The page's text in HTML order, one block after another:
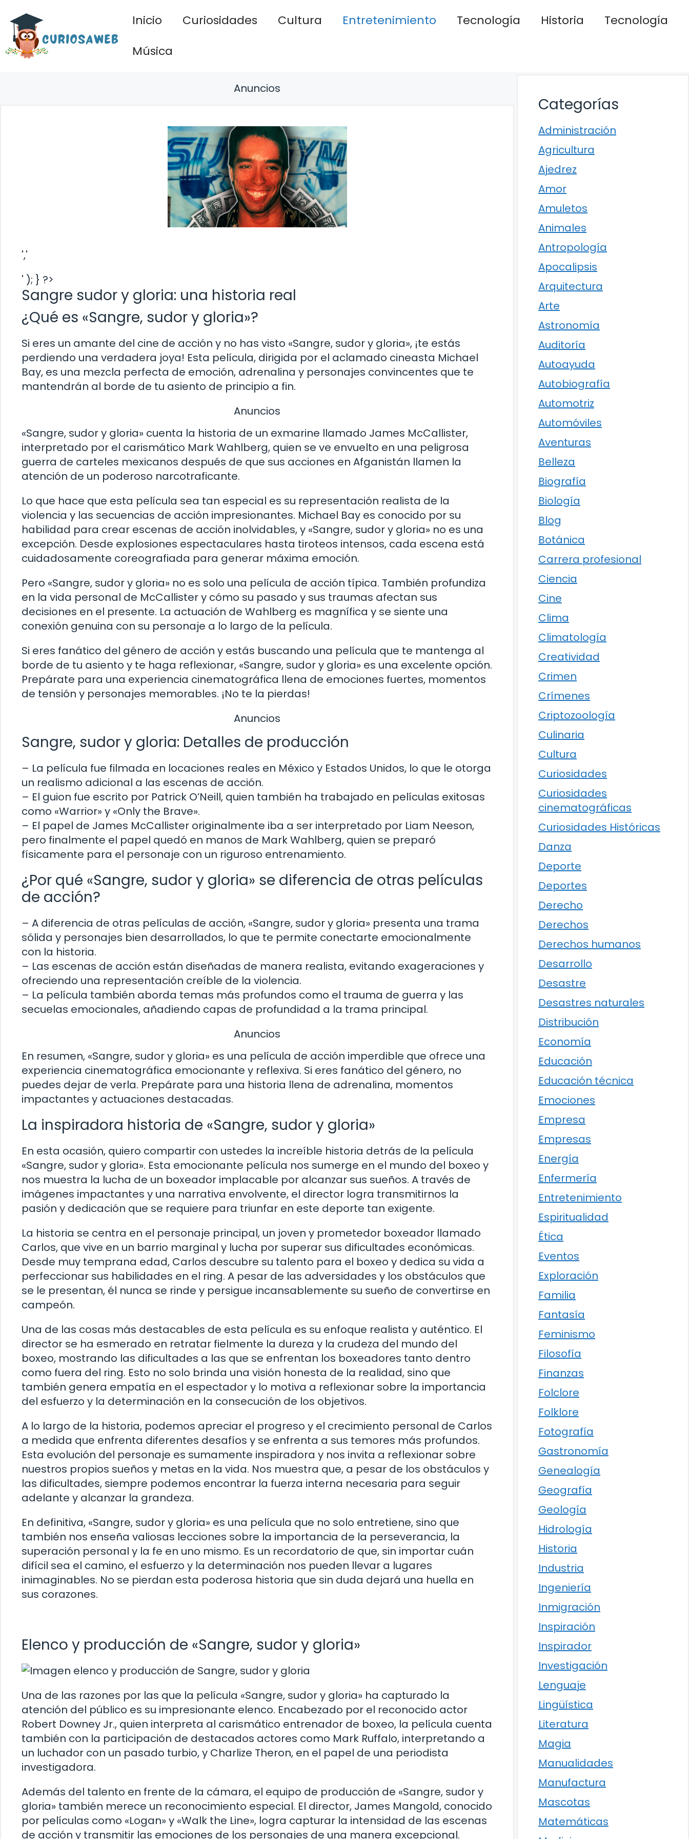
contenido
Inicio Curiosidades Cultura Entretenimiento Tecnología Historia
Tecnología
Música
Anuncios
','
' ); } ?>
Sangre sudor y gloria: una historia real
¿Qué es «Sangre, sudor y gloria»?
Si eres un amante del cine de acción y no has visto «Sangre, sudor y gloria», ¡te estás
perdiendo una verdadera joya! Esta película, dirigida por el aclamado cineasta Michael
Bay, es una mezcla perfecta de emoción, adrenalina y personajes convincentes que te
mantendrán al borde de tu asiento de principio a fin.
Anuncios
«Sangre, sudor y gloria» cuenta la historia de un exmarine llamado James McCallister,
interpretado por el carismático Mark Wahlberg, quien se ve envuelto en una peligrosa
guerra de carteles mexicanos después de que sus acciones en Afganistán llamen la
atención de un poderoso narcotraficante.
Lo que hace que esta película sea tan especial es su representación realista de la
violencia y las secuencias de acción impresionantes. Michael Bay es conocido por su
habilidad para crear escenas de acción inolvidables, y «Sangre, sudor y gloria» no es una
excepción. Desde explosiones espectaculares hasta tiroteos intensos, cada escena está
cuidadosamente coreografiada para generar máxima emoción.
Pero «Sangre, sudor y gloria» no es solo una película de acción típica. También profundiza
en la vida personal de McCallister y cómo su pasado y sus traumas afectan sus
decisiones en el presente. La actuación de Wahlberg es magnífica y se siente una
conexión genuina con su personaje a lo largo de la película.
Si eres fanático del género de acción y estás buscando una película que te mantenga al
borde de tu asiento y te haga reflexionar, «Sangre, sudor y gloria» es una excelente opción.
Prepárate para una experiencia cinematográfica llena de emociones fuertes, momentos
de tensión y personajes memorables. ¡No te la pierdas!
Anuncios
Sangre, sudor y gloria: Detalles de producción
– La película fue filmada en locaciones reales en México y Estados Unidos, lo que le otorga
un realismo adicional a las escenas de acción.
– El guion fue escrito por Patrick O’Neill, quien también ha trabajado en películas exitosas
como «Warrior» y «Only the Brave».
– El papel de James McCallister originalmente iba a ser interpretado por Liam Neeson,
pero finalmente el papel quedó en manos de Mark Wahlberg, quien se preparó
físicamente para el personaje con un riguroso entrenamiento.
¿Por qué «Sangre, sudor y gloria» se diferencia de otras películas
de acción?
– A diferencia de otras películas de acción, «Sangre, sudor y gloria» presenta una trama
sólida y personajes bien desarrollados, lo que te permite conectarte emocionalmente
con la historia.
– Las escenas de acción están diseñadas de manera realista, evitando exageraciones y
ofreciendo una representación creíble de la violencia.
– La película también aborda temas más profundos como el trauma de guerra y las
secuelas emocionales, añadiendo capas de profundidad a la trama principal.
Anuncios
En resumen, «Sangre, sudor y gloria» es una película de acción imperdible que ofrece una
experiencia cinematográfica emocionante y reflexiva. Si eres fanático del género, no
puedes dejar de verla. Prepárate para una historia llena de adrenalina, momentos
impactantes y actuaciones destacadas.
La inspiradora historia de «Sangre, sudor y gloria»
En esta ocasión, quiero compartir con ustedes la increíble historia detrás de la película
«Sangre, sudor y gloria». Esta emocionante película nos sumerge en el mundo del boxeo y
nos muestra la lucha de un boxeador implacable por alcanzar sus sueños. A través de
imágenes impactantes y una narrativa envolvente, el director logra transmitirnos la
pasión y dedicación que se requiere para triunfar en este deporte tan exigente.
La historia se centra en el personaje principal, un joven y prometedor boxeador llamado
Carlos, que vive en un barrio marginal y lucha por superar sus dificultades económicas.
Desde muy temprana edad, Carlos descubre su talento para el boxeo y dedica su vida a
perfeccionar sus habilidades en el ring. A pesar de las adversidades y los obstáculos que
se le presentan, él nunca se rinde y persigue incansablemente su sueño de convertirse en
campeón.
Una de las cosas más destacables de esta película es su enfoque realista y auténtico. El
director se ha esmerado en retratar fielmente la dureza y la crudeza del mundo del
boxeo, mostrando las dificultades a las que se enfrentan los boxeadores tanto dentro
como fuera del ring. Esto no solo brinda una visión honesta de la realidad, sino que
también genera empatía en el espectador y lo motiva a reflexionar sobre la importancia
del esfuerzo y la determinación en la consecución de los objetivos.
A lo largo de la historia, podemos apreciar el progreso y el crecimiento personal de Carlos
a medida que enfrenta diferentes desafíos y se enfrenta a sus temores más profundos.
Esta evolución del personaje es sumamente inspiradora y nos invita a reflexionar sobre
nuestros propios sueños y metas en la vida. Nos muestra que, a pesar de los obstáculos y
las dificultades, siempre podemos encontrar la fuerza interna necesaria para seguir
adelante y alcanzar la grandeza.
En definitiva, «Sangre, sudor y gloria» es una película que no solo entretiene, sino que
también nos enseña valiosas lecciones sobre la importancia de la perseverancia, la
superación personal y la fe en uno mismo. Es un recordatorio de que, sin importar cuán
difícil sea el camino, el esfuerzo y la determinación nos pueden llevar a lugares
inimaginables. No se pierdan esta poderosa historia que sin duda dejará una huella en
sus corazones.
Elenco y producción de «Sangre, sudor y gloria»
Una de las razones por las que la película «Sangre, sudor y gloria» ha capturado la
atención del público es su impresionante elenco. Encabezado por el reconocido actor
Robert Downey Jr., quien interpreta al carismático entrenador de boxeo, la película cuenta
también con la participación de destacados actores como Mark Ruffalo, interpretando a
un luchador con un pasado turbio, y Charlize Theron, en el papel de una periodista
investigadora.
Además del talento en frente de la cámara, el equipo de producción de «Sangre, sudor y
gloria» también merece un reconocimiento especial. El director, James Mangold, conocido
por películas como «Logan» y «Walk the Line», logra capturar la intensidad de las escenas
de acción y transmitir las emociones de los personajes de una manera excepcional.
Categorías
Administración
Agricultura
Ajedrez
Amor
Amuletos
Animales
Antropología
Apocalipsis
Arquitectura
Arte
Astronomía
Auditoría
Autoayuda
Autobiografía
Automotriz
Automóviles
Aventuras
Belleza
Biografía
Biología
Blog
Botánica
Carrera profesional
Ciencia
Cine
Clima
Climatología
Creatividad
Crimen
Crímenes
Criptozoología
Culinaria
Cultura
Curiosidades
Curiosidades
cinematográficas
Curiosidades Históricas
Danza
Deporte
Deportes
Derecho
Derechos
Derechos humanos
Desarrollo
Desastre
Desastres naturales
Distribución
Economía
Educación
Educación técnica
Emociones
Empresa
Empresas
Energía
Enfermería
Entretenimiento
Espiritualidad
Ética
Eventos
Exploración
Familia
Fantasía
Feminismo
Filosofía
Finanzas
Folclore
Folklore
Fotografía
Gastronomía
Genealogía
Geografía
Geología
Hidrología
Historia
Industria
Ingeniería
Inmigración
Inspiración
Inspirador
Investigación
Lenguaje
Lingüística
Literatura
Magia
Manualidades
Manufactura
Mascotas
Matemáticas